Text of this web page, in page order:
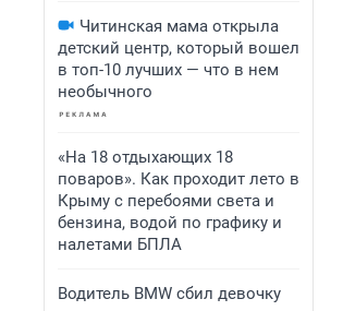
Читинская мама открыла
детский центр, который вошел
в топ-10 лучших — что в нем
необычного
«На 18 отдыхающих 18
поваров». Как проходит лето в
Крыму с перебоями света и
бензина, водой по графику и
налетами БПЛА
Водитель BMW сбил девочку